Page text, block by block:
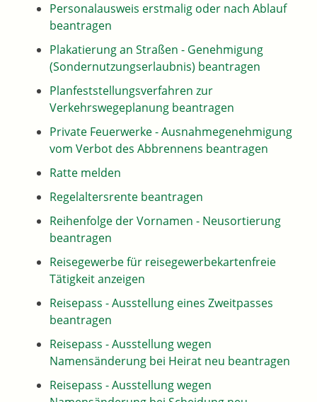
Personalausweis erstmalig oder nach Ablauf
beantragen
Plakatierung an Straßen - Genehmigung
(Sondernutzungserlaubnis) beantragen
Planfeststellungsverfahren zur
Verkehrswegeplanung beantragen
Private Feuerwerke - Ausnahmegenehmigung
vom Verbot des Abbrennens beantragen
Ratte melden
Regelaltersrente beantragen
Reihenfolge der Vornamen - Neusortierung
beantragen
Reisegewerbe für reisegewerbekartenfreie
Tätigkeit anzeigen
Reisepass - Ausstellung eines Zweitpasses
beantragen
Reisepass - Ausstellung wegen
Namensänderung bei Heirat neu beantragen
Reisepass - Ausstellung wegen